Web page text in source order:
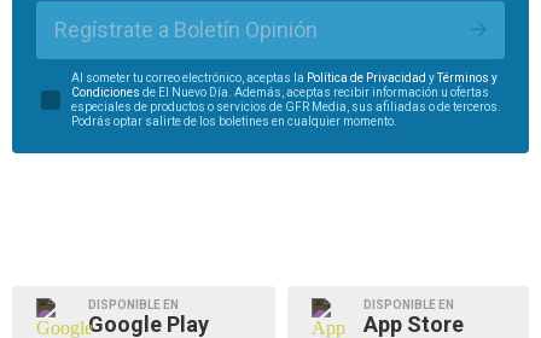
Regístrate a Boletín Opinión
Al someter tu correo electrónico, aceptas la Política de Privacidad yTérminos y
Condiciones de El Nuevo Día. Además, aceptas recibir información u ofertas
especiales de productos o servicios de GFR Media, sus afiliadas o de terceros.
Podrás optar salirte de los boletines en cualquier momento.
DISPONIBLE EN
Google Play
DISPONIBLE EN
App Store